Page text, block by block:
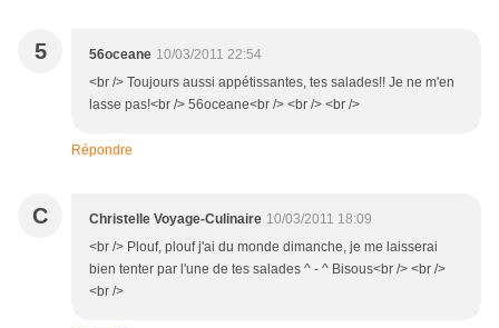
5 56oceane 10/03/2011 22:54
<br /> Toujours aussi appétissantes, tes salades!! Je ne m'en
lasse pas!<br /> 56oceane<br /> <br /> <br />
Répondre
C Christelle Voyage-Culinaire 10/03/2011 18:09
<br /> Plouf, plouf j'ai du monde dimanche, je me laisserai
bien tenter par l'une de tes salades ^ - ^ Bisous<br /> <br />
<br />